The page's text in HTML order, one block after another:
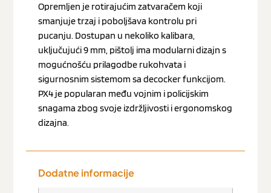
Opremljen je rotirajućim zatvaračem koji
smanjuje trzaj i poboljšava kontrolu pri
pucanju. Dostupan u nekoliko kalibara,
uključujući 9 mm, pištolj ima modularni dizajn s
mogućnošću prilagodbe rukohvata i
sigurnosnim sistemom sa decocker funkcijom.
PX4 je popularan među vojnim i policijskim
snagama zbog svoje izdržljivosti i ergonomskog
dizajna.
Dodatne informacije